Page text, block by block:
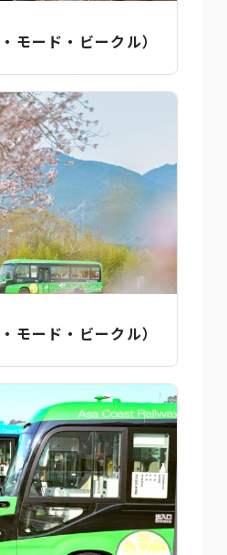
モード・ビークル）
モード・ビークル）